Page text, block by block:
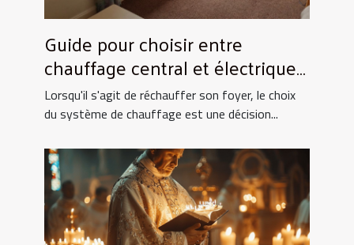
Guide pour choisir entre
chauffage central et électrique
pour la maison
Lorsqu'il s'agit de réchauffer son foyer, le choix
du système de chauffage est une décision...